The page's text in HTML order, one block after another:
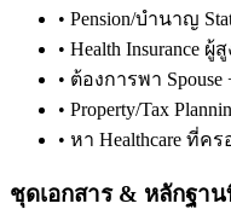
• Pension/บำนาญ
• Health Insurance ผู้
• ต้องการพา Spouse
• Property/Tax
• หา Healthcare ที่คร
ชุดเอกสาร & หลักฐา